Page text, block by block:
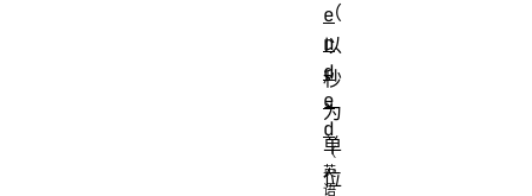
（
以
秒
为
单
位
e
n
d
e
d